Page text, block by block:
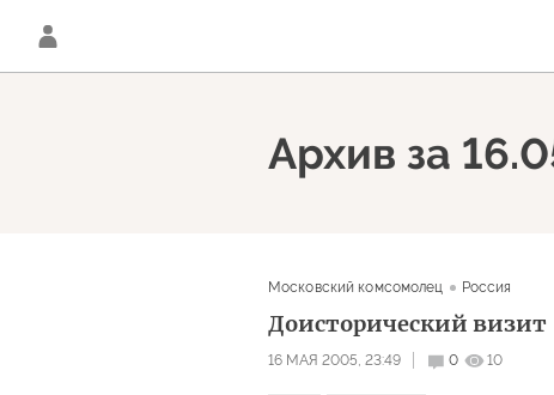
Архив за
Московский комсомолец Россия
Доисторический визит
16 МАЯ 2005, 23:49 0 10